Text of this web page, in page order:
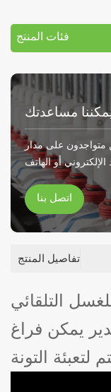
فئات المنتج
مساعدتك
متواجدون على مدار
اتصل بنا
تفاصيل المنتج
التلقائي
يمكن فراغ
لتعبئة التونة